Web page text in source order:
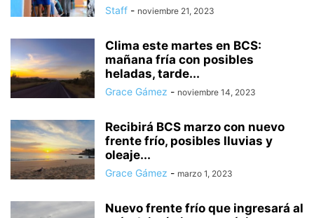
Staff - noviembre 21, 2023
Clima este martes en BCS:
mañana fría con posibles
heladas, tarde...
Grace Gámez - noviembre 14, 2023
Recibirá BCS marzo con nuevo
frente frío, posibles lluvias y
oleaje...
Grace Gámez - marzo 1, 2023
Nuevo frente frío que ingresará al